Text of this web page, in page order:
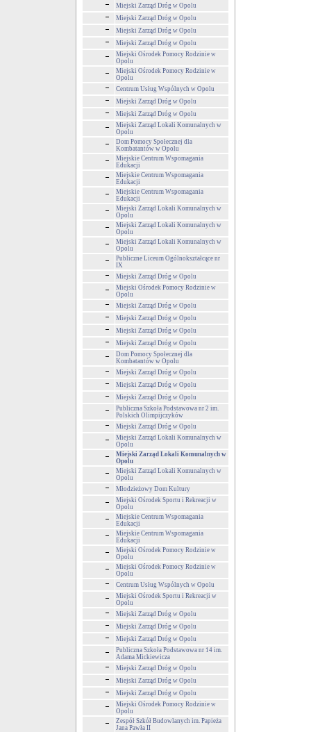
Miejski Zarząd Dróg w Opolu
Miejski Zarząd Dróg w Opolu
Miejski Zarząd Dróg w Opolu
Miejski Zarząd Dróg w Opolu
Miejski Ośrodek Pomocy Rodzinie w
Opolu
Miejski Ośrodek Pomocy Rodzinie w
Opolu
Centrum Usług Wspólnych w Opolu
Miejski Zarząd Dróg w Opolu
Miejski Zarząd Dróg w Opolu
Miejski Zarząd Lokali Komunalnych w
Opolu
Dom Pomocy Społecznej dla
Kombatantów w Opolu
Miejskie Centrum Wspomagania
Edukacji
Miejskie Centrum Wspomagania
Edukacji
Miejskie Centrum Wspomagania
Edukacji
Miejski Zarząd Lokali Komunalnych w
Opolu
Miejski Zarząd Lokali Komunalnych w
Opolu
Miejski Zarząd Lokali Komunalnych w
Opolu
Publiczne Liceum Ogólnokształcące nr
IX
Miejski Zarząd Dróg w Opolu
Miejski Ośrodek Pomocy Rodzinie w
Opolu
Miejski Zarząd Dróg w Opolu
Miejski Zarząd Dróg w Opolu
Miejski Zarząd Dróg w Opolu
Miejski Zarząd Dróg w Opolu
Dom Pomocy Społecznej dla
Kombatantów w Opolu
Miejski Zarząd Dróg w Opolu
Miejski Zarząd Dróg w Opolu
Miejski Zarząd Dróg w Opolu
Publiczna Szkoła Podstawowa nr 2 im.
Polskich Olimpijczyków
Miejski Zarząd Dróg w Opolu
Miejski Zarząd Lokali Komunalnych w
Opolu
Miejski Zarząd Lokali Komunalnych w
Opolu
Miejski Zarząd Lokali Komunalnych w
Opolu
Młodzieżowy Dom Kultury
Miejski Ośrodek Sportu i Rekreacji w
Opolu
Miejskie Centrum Wspomagania
Edukacji
Miejskie Centrum Wspomagania
Edukacji
Miejski Ośrodek Pomocy Rodzinie w
Opolu
Miejski Ośrodek Pomocy Rodzinie w
Opolu
Centrum Usług Wspólnych w Opolu
Miejski Ośrodek Sportu i Rekreacji w
Opolu
Miejski Zarząd Dróg w Opolu
Miejski Zarząd Dróg w Opolu
Miejski Zarząd Dróg w Opolu
Publiczna Szkoła Podstawowa nr 14 im.
Adama Mickiewicza
Miejski Zarząd Dróg w Opolu
Miejski Zarząd Dróg w Opolu
Miejski Zarząd Dróg w Opolu
Miejski Ośrodek Pomocy Rodzinie w
Opolu
Zespół Szkół Budowlanych im. Papieża
Jana Pawła II